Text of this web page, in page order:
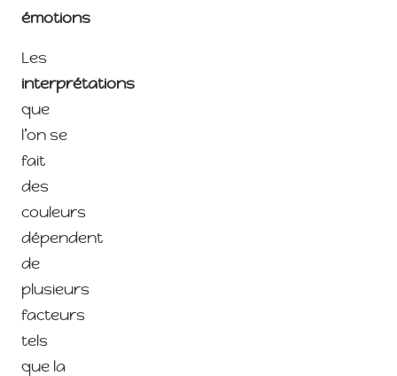
émotions
Les
interprétations
que
l’on se
fait
des
couleurs
dépendent
de
plusieurs
facteurs
tels
que la